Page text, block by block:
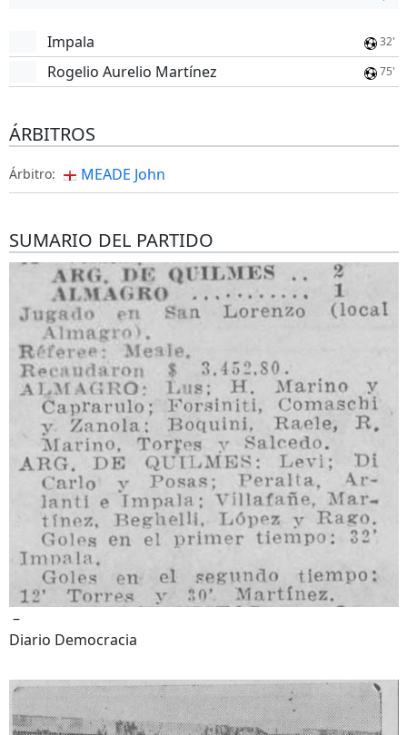
Impala 32'
Rogelio Aurelio Martínez 75'
ÁRBITROS
Árbitro: MEADE John
SUMARIO DEL PARTIDO
–
Diario Democracia